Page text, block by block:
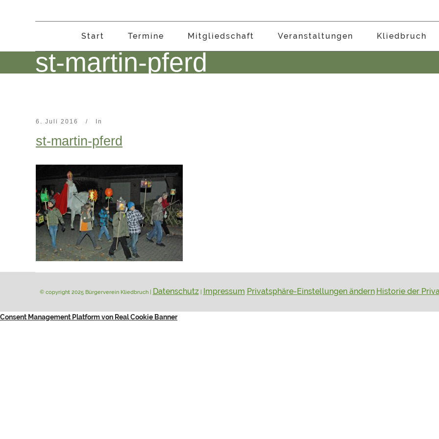
Start Termine Mitgliedschaft Veranstaltungen Kliedbruch
st-martin-pferd
6. Juli 2016 In
st-martin-pferd
© copyright 2025 Bürgerverein Kliedbruch | Datenschutz| Impressum Privatsphäre-Einstellungen ändern Historie der
Consent Management Platform von Real Cookie Banner